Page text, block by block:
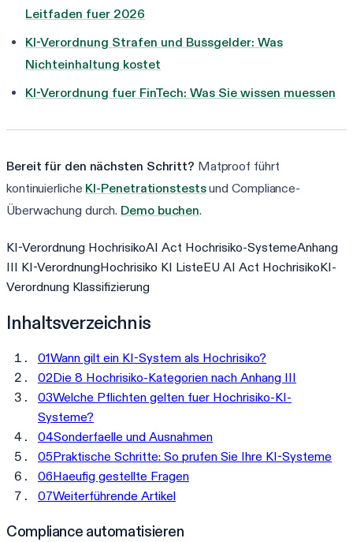
Leitfaden fuer 2026
KI-Verordnung Strafen und Bussgelder: Was
Nichteinhaltung kostet
KI-Verordnung fuer FinTech: Was Sie wissen muessen
Bereit für den nächsten Schritt? Matproof führt
kontinuierliche KI-Penetrationstestsund Compliance-
Überwachung durch. Demo buchen.
KI-Verordnung HochrisikoAI Act Hochrisiko-SystemeAnhang
III KI-VerordnungHochrisiko KI ListeEU AI Act HochrisikoKI-
Verordnung Klassifizierung
Inhaltsverzeichnis
01Wann gilt ein KI-System als Hochrisiko?
02Die 8 Hochrisiko-Kategorien nach Anhang III
03Welche Pflichten gelten fuer Hochrisiko-KI-
Systeme?
04Sonderfaelle und Ausnahmen
05Praktische Schritte: So prufen Sie Ihre KI-Systeme
06Haeufig gestellte Fragen
07Weiterführende Artikel
Compliance automatisieren